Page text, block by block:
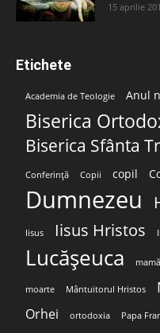
15 aprilie
Etichete
Academia de Teologie Anul
Biserica
Biserica Sfânta
Conferință Copii copil
Dumnezeu
Iisus Iisus Hristos
Lucășeuca mamă
moarte Mântuitorul Hristos
Orhei ortodoxia Papa